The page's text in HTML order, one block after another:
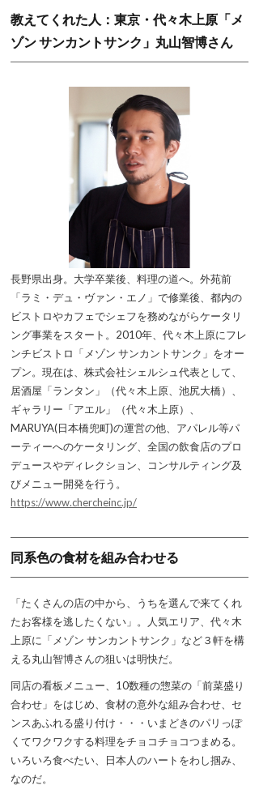
教えてくれた人：東京・代々木上原「メ
ゾン サンカントサンク」丸山智博さん
長野県出身。大学卒業後、料理の道へ。外苑前
「ラミ・デュ・ヴァン・エノ」で修業後、都内の
ビストロやカフェでシェフを務めながらケータリ
ング事業をスタート。2010年、代々木上原にフレ
ンチビストロ「メゾン サンカントサンク」をオー
プン。現在は、株式会社シェルシュ代表として、
居酒屋「ランタン」（代々木上原、池尻大橋）、
ギャラリー「アエル」（代々木上原）、
MARUYA(日本橋兜町)の運営の他、アパレル等パ
ーティーへのケータリング、全国の飲食店のプロ
デュースやディレクション、コンサルティング及
びメニュー開発を行う。
https://www.chercheinc.jp/
同系色の食材を組み合わせる
「たくさんの店の中から、うちを選んで来てくれ
たお客様を逃したくない」。人気エリア、代々木
上原に「メゾン サンカントサンク」など３軒を構
える丸山智博さんの狙いは明快だ。
同店の看板メニュー、10数種の惣菜の「前菜盛り
合わせ」をはじめ、食材の意外な組み合わせ、セ
ンスあふれる盛り付け・・・いまどきのパリっぽ
くてワクワクする料理をチョコチョコつまめる。
いろいろ食べたい、日本人のハートをわし掴み、
なのだ。